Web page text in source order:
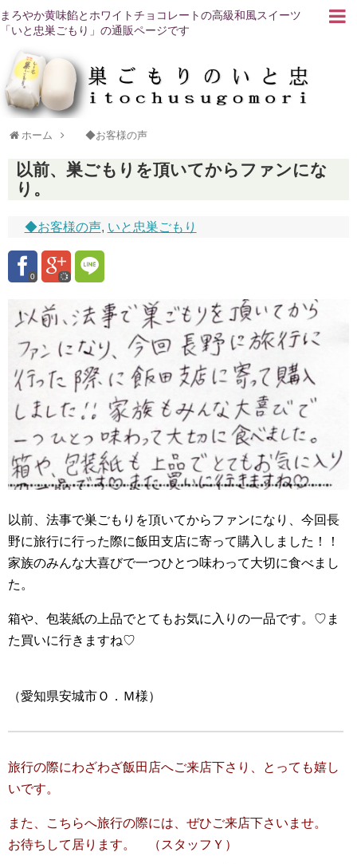
まろやか黄味餡とホワイトチョコレートの高級和風スイーツ
「いと忠巣ごもり」の通販ページです
ホーム ◆お客様の声
以前、巣ごもりを頂いてからファンにな
り。
◆お客様の声, いと忠巣ごもり
0
以前、法事で巣ごもりを頂いてからファンになり、今回長
野に旅行に行った際に飯田支店に寄って購入しました！！
家族のみんな大喜びで一つひとつ味わって大切に食べまし
た。
箱や、包装紙の上品でとてもお気に入りの一品です。♡ま
た買いに行きますね♡
（愛知県安城市Ｏ．Ｍ様）
旅行の際にわざわざ飯田店へご来店下さり、とっても嬉し
いです。
また、こちらへ旅行の際には、ぜひご来店下さいませ。
お待ちして居ります。 （スタッフＹ）